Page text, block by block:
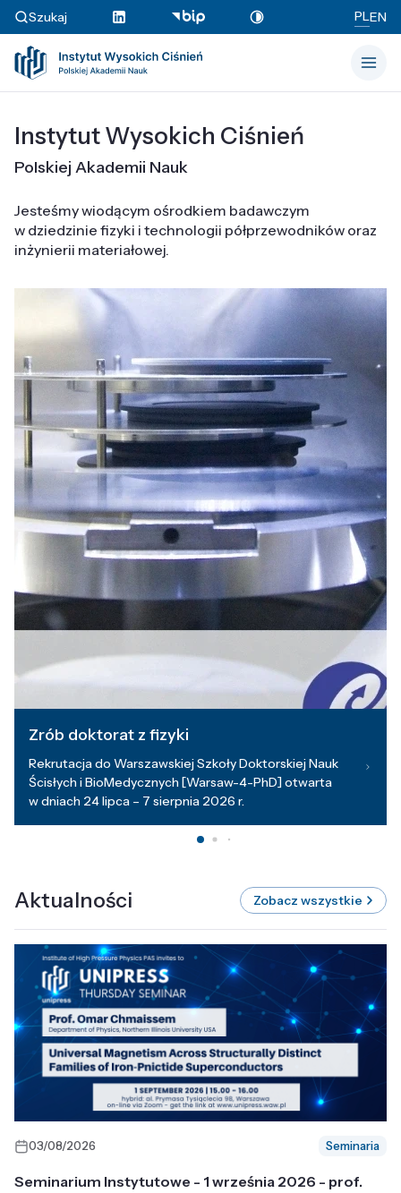
Szukaj PLEN
Instytut Wysokich Ciśnień
Polskiej Akademii Nauk
Jesteśmy wiodącym ośrodkiem badawczym
w dziedzinie fizyki i technologii półprzewodników oraz
inżynierii materiałowej.
Zrób doktorat z fizyki
Rekrutacja do Warszawskiej Szkoły Doktorskiej Nauk
Ścisłych i BioMedycznych [Warsaw-4-PhD] otwarta
w dniach 24 lipca – 7 sierpnia 2026 r.
Aktualności Zobacz wszystkie
03/08/2026 Seminaria
Seminarium Instytutowe - 1 września 2026 - prof.